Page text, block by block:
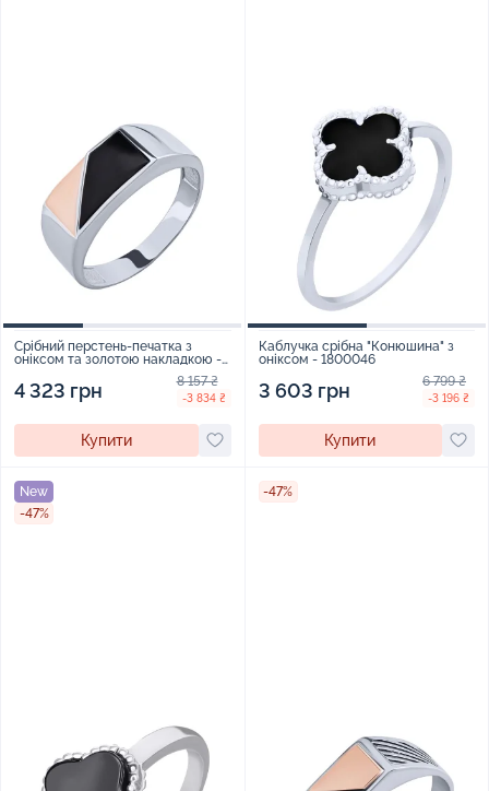
Срібний перстень-печатка з
оніксом та золотою накладкою -
4 323 грн 8 157 ₴
-3 834 ₴
Купити
Каблучка срібна "Конюшина" з
оніксом - 1800046
3 603 грн 6 799 ₴
-3 196 ₴
Купити
New
-47%
-47%